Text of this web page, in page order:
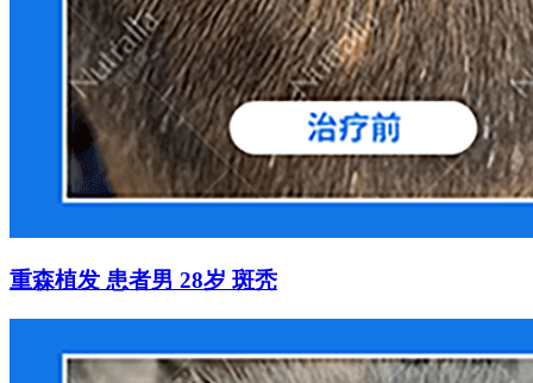
重森植发 患者男 28岁 斑秃